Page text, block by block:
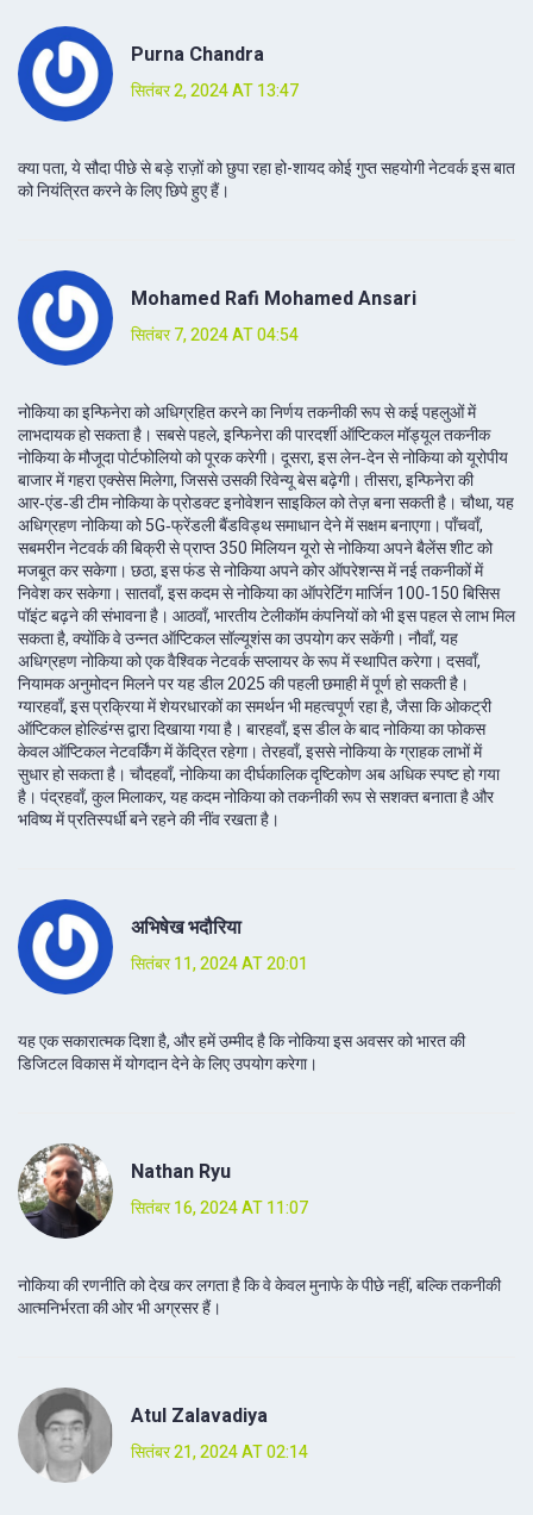
Purna Chandra
सितंबर 2, 2024 AT 13:47
क्या पता, ये सौदा पीछे से बड़े राज़ों को छुपा रहा हो-शायद कोई गुप्त सहयोगी नेटवर्क इस बात
को नियंत्रित करने के लिए छिपे हुए हैं।
Mohamed Rafi Mohamed Ansari
सितंबर 7, 2024 AT 04:54
नोकिया का इन्फिनेरा को अधिग्रहित करने का निर्णय तकनीकी रूप से कई पहलुओं में
लाभदायक हो सकता है। सबसे पहले, इन्फिनेरा की पारदर्शी ऑप्टिकल मॉड्यूल तकनीक
नोकिया के मौजूदा पोर्टफोलियो को पूरक करेगी। दूसरा, इस लेन‑देन से नोकिया को यूरोपीय
बाजार में गहरा एक्सेस मिलेगा, जिससे उसकी रिवेन्यू बेस बढ़ेगी। तीसरा, इन्फिनेरा की
आर‑एंड‑डी टीम नोकिया के प्रोडक्ट इनोवेशन साइकिल को तेज़ बना सकती है। चौथा, यह
अधिग्रहण नोकिया को 5G‑फ्रेंडली बैंडविड्थ समाधान देने में सक्षम बनाएगा। पाँचवाँ,
सबमरीन नेटवर्क की बिक्री से प्राप्त 350 मिलियन यूरो से नोकिया अपने बैलेंस शीट को
मजबूत कर सकेगा। छठा, इस फंड से नोकिया अपने कोर ऑपरेशन्स में नई तकनीकों में
निवेश कर सकेगा। सातवाँ, इस कदम से नोकिया का ऑपरेटिंग मार्जिन 100‑150 बिसिस
पॉइंट बढ़ने की संभावना है। आठवाँ, भारतीय टेलीकॉम कंपनियों को भी इस पहल से लाभ मिल
सकता है, क्योंकि वे उन्नत ऑप्टिकल सॉल्यूशंस का उपयोग कर सकेंगी। नौवाँ, यह
अधिग्रहण नोकिया को एक वैश्विक नेटवर्क सप्लायर के रूप में स्थापित करेगा। दसवाँ,
नियामक अनुमोदन मिलने पर यह डील 2025 की पहली छमाही में पूर्ण हो सकती है।
ग्यारहवाँ, इस प्रक्रिया में शेयरधारकों का समर्थन भी महत्वपूर्ण रहा है, जैसा कि ओकट्री
ऑप्टिकल होल्डिंग्स द्वारा दिखाया गया है। बारहवाँ, इस डील के बाद नोकिया का फोकस
केवल ऑप्टिकल नेटवर्किंग में केंद्रित रहेगा। तेरहवाँ, इससे नोकिया के ग्राहक लाभों में
सुधार हो सकता है। चौदहवाँ, नोकिया का दीर्घकालिक दृष्टिकोण अब अधिक स्पष्ट हो गया
है। पंद्रहवाँ, कुल मिलाकर, यह कदम नोकिया को तकनीकी रूप से सशक्त बनाता है और
भविष्य में प्रतिस्पर्धी बने रहने की नींव रखता है।
अभिषेख भदौरिया
सितंबर 11, 2024 AT 20:01
यह एक सकारात्मक दिशा है, और हमें उम्मीद है कि नोकिया इस अवसर को भारत की
डिजिटल विकास में योगदान देने के लिए उपयोग करेगा।
Nathan Ryu
सितंबर 16, 2024 AT 11:07
नोकिया की रणनीति को देख कर लगता है कि वे केवल मुनाफे के पीछे नहीं, बल्कि तकनीकी
आत्मनिर्भरता की ओर भी अग्रसर हैं।
Atul Zalavadiya
सितंबर 21, 2024 AT 02:14